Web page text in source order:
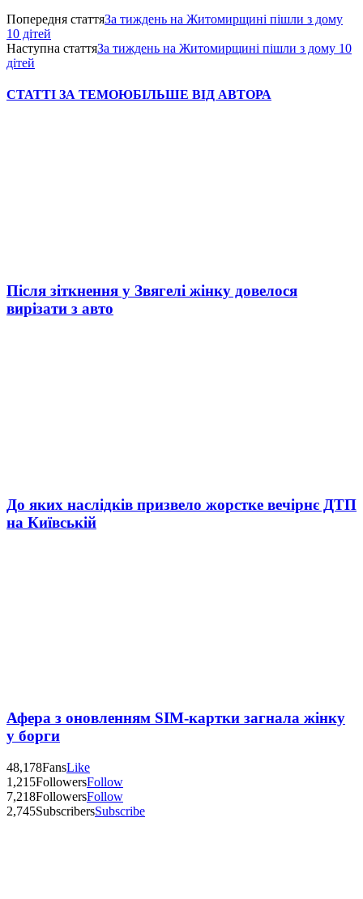
Попередня статтяЗа тиждень на Житомирщині пішли з дому
10 дітей
Наступна статтяЗа тиждень на Житомирщині пішли з дому 10
дітей
СТАТТІ ЗА ТЕМОЮБІЛЬШЕ ВІД АВТОРА
Після зіткнення у Звягелі жінку довелося
вирізати з авто
До яких наслідків призвело жорстке вечірнє ДТП
на Київській
Афера з оновленням SIM-картки загнала жінку
у борги
48,178FansLike
1,215FollowersFollow
7,218FollowersFollow
2,745SubscribersSubscribe